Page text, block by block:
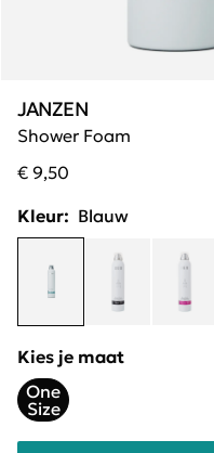
Shower Foam
JANZEN
€ 9,50
Kleur: Blauw
Kies je maat
One
Size